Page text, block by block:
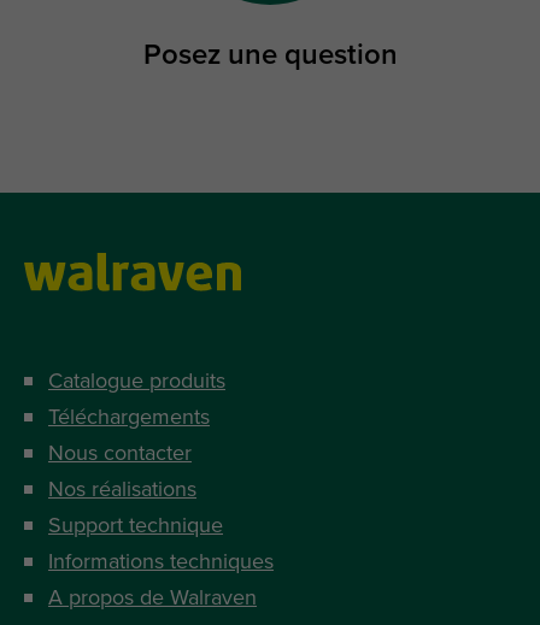
Posez une question
Catalogue produits
Téléchargements
Nous contacter
Nos réalisations
Support technique
Informations techniques
A propos de Walraven